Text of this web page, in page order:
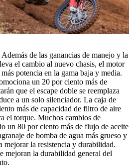
de las ganancias de manejo y la
el cambio al nuevo chasis, el motor
potencia en la gama baja y media.
un 20 por ciento más de
que el escape doble se reemplaza
a un solo silenciador. La caja de
más de capacidad de filtro de aire
el torque. Muchos cambios de
un 80 por ciento más de flujo de aceite
de bomba de agua más grueso y
mejorar la resistencia y durabilidad.
mejoran la durabilidad general del